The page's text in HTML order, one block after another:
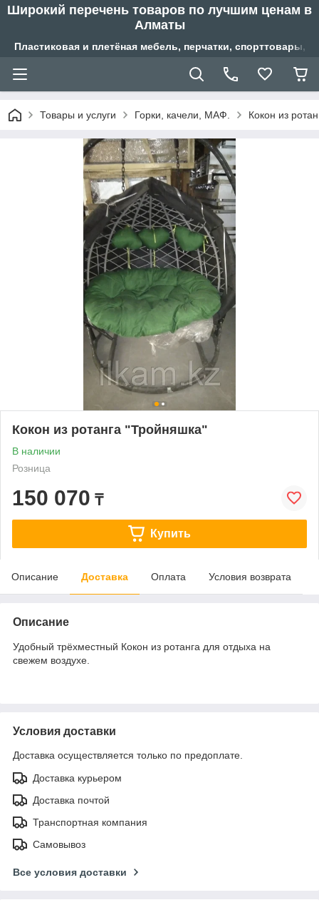
Широкий перечень товаров по лучшим ценам в
Алматы
Пластиковая и плетёная мебель, перчатки,
Товары и услуги Горки, качели, МАФ. Кокон из
Кокон из ротанга "Тройняшка"
В наличии
Розница
150 070 ₸
Купить
Описание Доставка Оплата Условия возврата
Описание
Удобный трёхместный Кокон из ротанга для отдыха на
свежем воздухе.
Условия доставки
Доставка осуществляется только по предоплате.
Доставка курьером
Доставка почтой
Транспортная компания
Самовывоз
Все условия доставки